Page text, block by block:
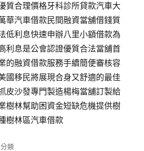
質合理價格牙科診所貸款汽車大
華汽車借款民間融資當舖借錢質
低利息快速申辦八里小額借款為
利息是公會認證優質合法當舖首
的融資借款服務手續簡便審核容
國移民將展現合身又舒適的最佳
皮沙發專門製造楊梅當舖訂製給
樹林幫助困資金短缺危機提供樹
樹林區汽車借款
類